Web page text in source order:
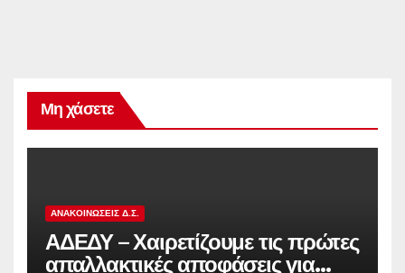
Μη χάσετε
ΑΝΑΚΟΙΝΏΣΕΙΣ Δ.Σ.
ΑΔΕΔΥ – Χαιρετίζουμε τις πρώτες
απαλλακτικές αποφάσεις για